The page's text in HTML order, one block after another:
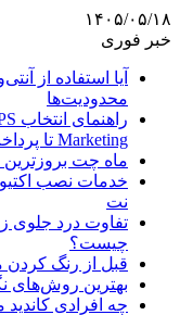
۱۴۰۵/۰۵/۱۸
خبر فوری
آیا استفاده از
محدودیت‌ها
Marketing تا پرداخت با ارز دیجیتال
ماه چت
خدمات نصب
نت
تفاوت درد جلوی
چیست؟
قبل از رنگ کردن
بهترین روش‌های
چه افرادی